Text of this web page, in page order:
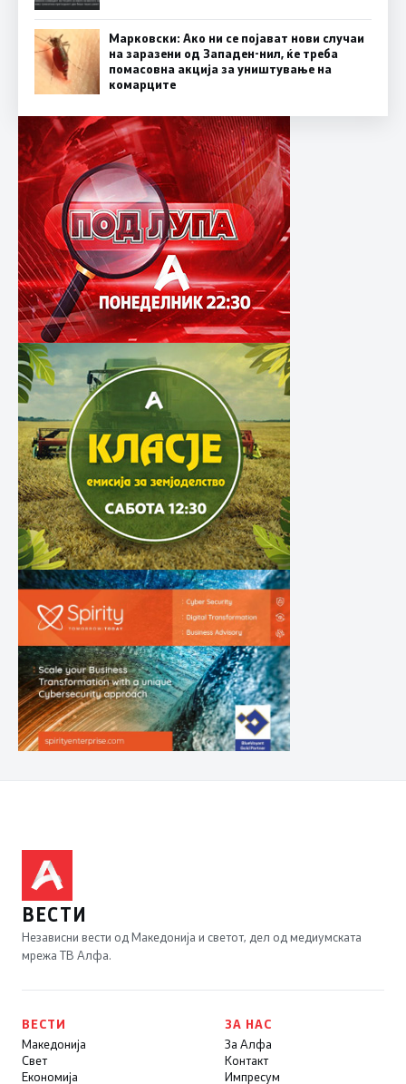
Марковски: Ако ни се појават нови случаи
на заразени од Западен-нил, ќе треба
помасовна акција за уништување на
комарците
ВЕСТИ
Независни вести од Македонија и светот, дел од медиумската
мрежа ТВ Алфа.
ВЕСТИ
Македонија
Свет
Економија
ЗА НАС
За Алфа
Контакт
Импресум